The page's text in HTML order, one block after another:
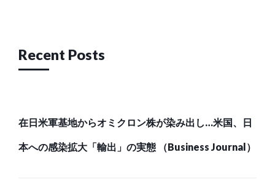
Recent Posts
在日米軍基地からオミクロン株が染み出し…米国、日
本への感染拡大「輸出」の実態 （Business Journal）